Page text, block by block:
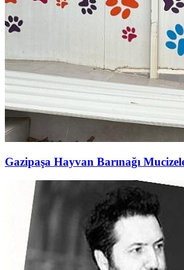
Gazipaşa Hayvan Barınağı